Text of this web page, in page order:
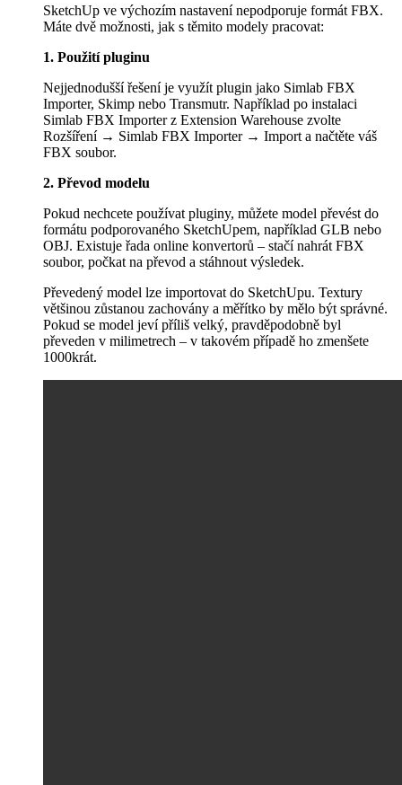
SketchUp ve výchozím nastavení nepodporuje formát FBX.
Máte dvě možnosti, jak s těmito modely pracovat:
1. Použití pluginu
Nejjednodušší řešení je využít plugin jako Simlab FBX
Importer, Skimp nebo Transmutr. Například po instalaci
Simlab FBX Importer z Extension Warehouse zvolte
Rozšíření → Simlab FBX Importer → Import a načtěte váš
FBX soubor.
2. Převod modelu
Pokud nechcete používat pluginy, můžete model převést do
formátu podporovaného SketchUpem, například GLB nebo
OBJ. Existuje řada online konvertorů – stačí nahrát FBX
soubor, počkat na převod a stáhnout výsledek.
Převedený model lze importovat do SketchUpu. Textury
většinou zůstanou zachovány a měřítko by mělo být správné.
Pokud se model jeví příliš velký, pravděpodobně byl
převeden v milimetrech – v takovém případě ho zmenšete
1000krát.